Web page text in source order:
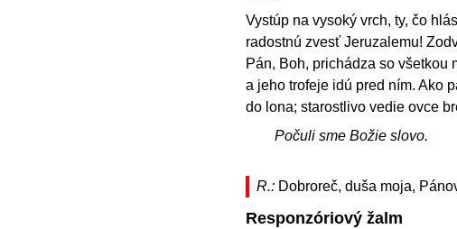
Vystúp na vysoký vrch, ty, čo
radostnú zvesť Jeruzalemu!
Pán, Boh, prichádza so
a jeho trofeje idú pred ním. Ako
do lona; starostlivo vedie ovce
Počuli sme Božie slovo.
R.: Dobroreč, duša moja,
Responzóriový žalm